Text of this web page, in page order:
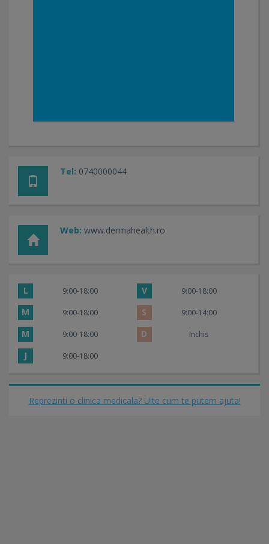
Tel: 0740000044
Web: www.dermahealth.ro
L 9:00-18:00 V 9:00-18:00
M 9:00-18:00 S 9:00-14:00
M 9:00-18:00 D Inchis
J 9:00-18:00
Reprezinti o clinica medicala? Uite cum te putem ajuta!